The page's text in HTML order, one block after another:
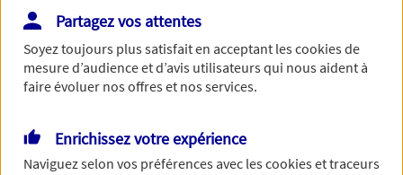
Toutes nos excuses, une erreur technique nous empêche
de traiter votre demande. N'hésitez pas à rafraichir ce
formulaire dans quelques minutes.
Si besoin, vous pouvez nous joindre via notre page de
Partagez vos attentes
Soyez toujours plus satisfait en acceptant lescookiesde
mesure d’audience et d’avis utilisateurs qui nous aident à
faire évoluer nos offres et nos services.
Enrichissez votre expérience
Naviguez selon vos préférences avec lescookies et traceurs